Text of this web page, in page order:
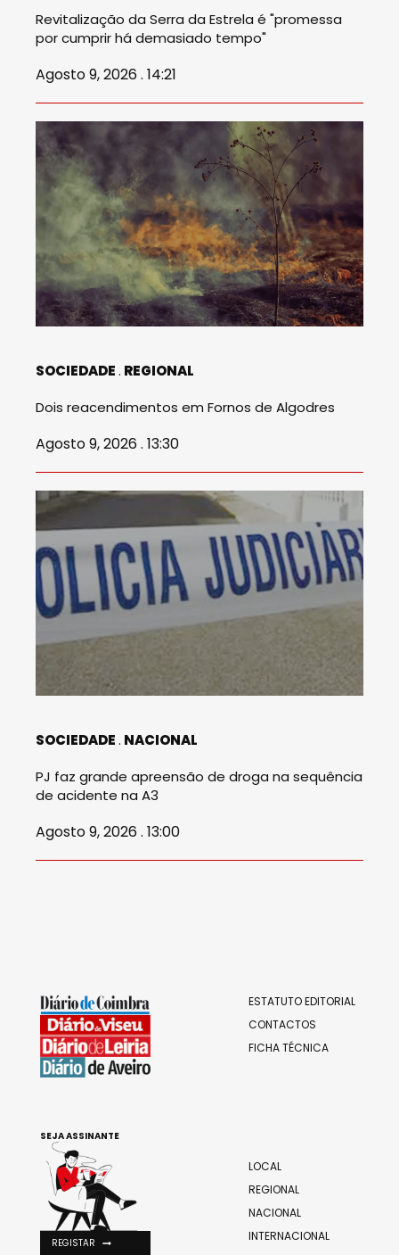
Revitalização da Serra da Estrela é "promessa
por cumprir há demasiado tempo"
Agosto 9, 2026 . 14:21
SOCIEDADE REGIONAL
Dois reacendimentos em Fornos de Algodres
Agosto 9, 2026 . 13:30
SOCIEDADE NACIONAL
PJ faz grande apreensão de droga na sequência
de acidente na A3
Agosto 9, 2026 . 13:00
ESTATUTO EDITORIAL
CONTACTOS
FICHA TÉCNICA
LOCAL
REGIONAL
NACIONAL
INTERNACIONAL
SEJA ASSINANTE
REGISTAR